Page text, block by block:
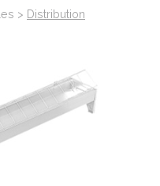
> Distribution